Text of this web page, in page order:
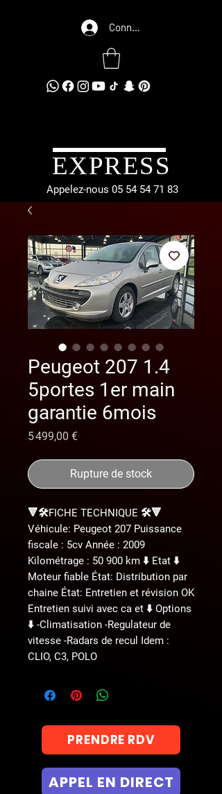
Connexion
EXPRESS
Appelez-nous 05 54 54 71 83
Peugeot 207 1.4
5portes 1er main
garantie 6mois
5 499,00 €Prix
Rupture de stock
🔻🛠️FICHE TECHNIQUE 🛠️🔻
Véhicule: Peugeot 207 Puissance
fiscale : 5cv Année : 2009
Kilométrage : 50 900 km ⬇️ Etat ⬇️
Moteur fiable État: Distribution par
chaine État: Entretien et révision OK
Entretien suivi avec ca et ⬇️ Options
⬇️ -Climatisation -Regulateur de
vitesse -Radars de recul Idem :
CLIO, C3, POLO
PRENDRE RDV
APPEL EN DIRECT